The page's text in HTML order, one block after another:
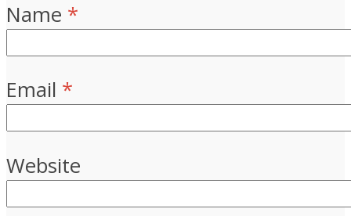
Name *
Email *
Website